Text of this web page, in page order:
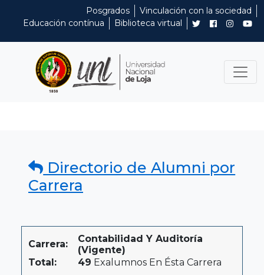
Posgrados
Vinculación con la sociedad
Educación contínua
Biblioteca virtual
Directorio de Alumni por
Carrera
Carrera:
Contabilidad Y Auditoría
(Vigente)
Total:
49 Exalumnos En Ésta Carrera